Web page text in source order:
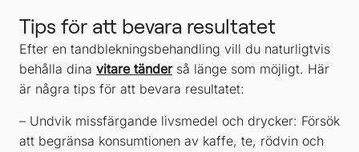
Tips för att bevara resultatet
Efter en tandblekningsbehandling vill du naturligtvis
behålla dina vitare tänderså länge som möjligt. Här
är några tips för att bevara resultatet:
– Undvik missfärgande livsmedel och drycker: Försök
att begränsa konsumtionen av kaffe, te, rödvin och